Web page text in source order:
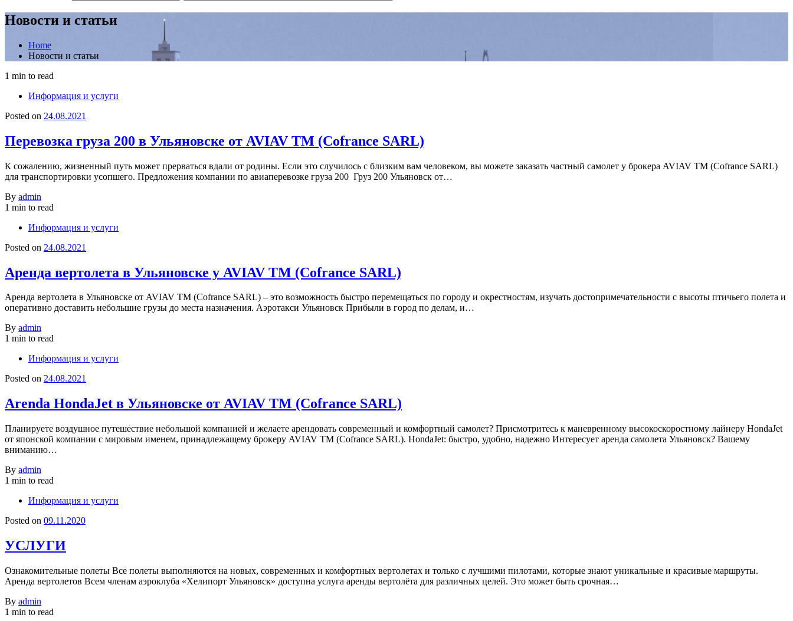
Новости и статьи
Home
Новости и статьи
1 min to read
Информация и услуги
Posted on 24.08.2021
Перевозка груза 200 в Ульяновске от AVIAV TM (Cofrance SARL)
К сожалению, жизненный путь может прерваться вдали от родины. Если это случилось с близким вам человеком, вы можете заказать частный самолет у брокера AVIAV TM (Cofrance SARL)
для транспортировки усопшего. Предложения компании по авиаперевозке груза 200 Груз 200 Ульяновск от…
By admin
1 min to read
Информация и услуги
Posted on 24.08.2021
Аренда вертолета в Ульяновске у AVIAV TM (Cofrance SARL)
Аренда вертолета в Ульяновске от AVIAV TM (Cofrance SARL) – это возможность быстро перемещаться по городу и окрестностям, изучать достопримечательности с высоты птичьего полета и
оперативно доставить небольшие грузы до места назначения. Аэротакси Ульяновск Прибыли в город по делам, и…
By admin
1 min to read
Информация и услуги
Posted on 24.08.2021
Arenda HondaJet в Ульяновске от AVIAV TM (Cofrance SARL)
Планируете воздушное путешествие небольшой компанией и желаете арендовать современный и комфортный самолет? Присмотритесь к маневренному высокоскоростному лайнеру HondaJet
от японской компании с мировым именем, принадлежащему брокеру AVIAV TM (Cofrance SARL). HondaJet: быстро, удобно, надежно Интересует аренда самолета Ульяновск? Вашему
вниманию…
By admin
1 min to read
Информация и услуги
Posted on 09.11.2020
УСЛУГИ
Ознакомительные полеты Все полеты выполняются на новых, современных и комфортных вертолетах и только с лучшими пилотами, которые знают уникальные и красивые маршруты.
Аренда вертолетов Всем членам аэроклуба «Хелипорт Ульяновск» доступна услуга аренды вертолёта для различных целей. Это может быть срочная…
By admin
1 min to read